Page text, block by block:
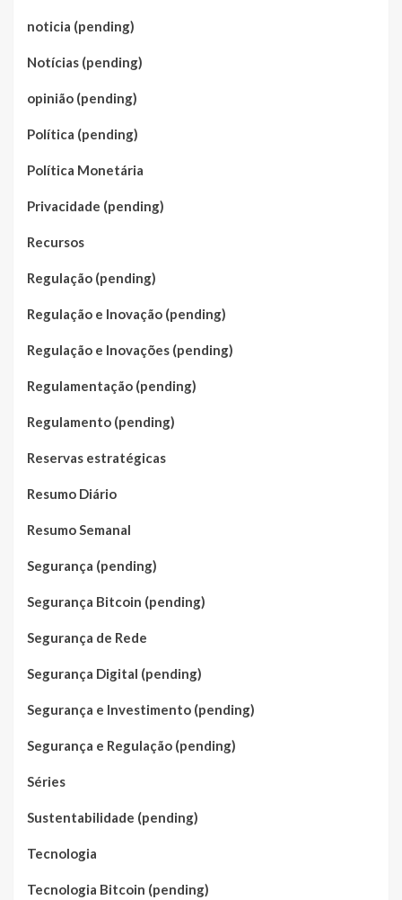
noticia (pending)
Notícias (pending)
opinião (pending)
Política (pending)
Política Monetária
Privacidade (pending)
Recursos
Regulação (pending)
Regulação e Inovação (pending)
Regulação e Inovações (pending)
Regulamentação (pending)
Regulamento (pending)
Reservas estratégicas
Resumo Diário
Resumo Semanal
Segurança (pending)
Segurança Bitcoin (pending)
Segurança de Rede
Segurança Digital (pending)
Segurança e Investimento (pending)
Segurança e Regulação (pending)
Séries
Sustentabilidade (pending)
Tecnologia
Tecnologia Bitcoin (pending)